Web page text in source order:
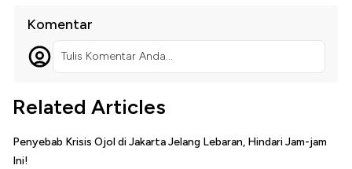
Komentar
Tulis Komentar Anda...
Related Articles
Penyebab Krisis Ojol di Jakarta Jelang Lebaran, Hindari Jam-jam
Ini!